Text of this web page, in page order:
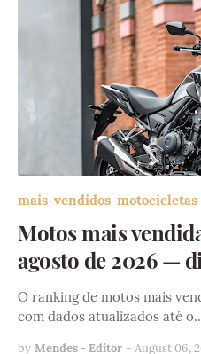
mais-vendidos-motocicletas
Motos mais
agosto de 2026 —
O ranking de motos mais
com dados atualizados até
by Mendes - Editor - August 06,